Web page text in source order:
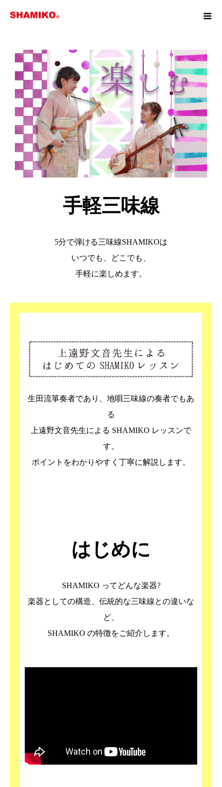
手軽三味線
5分で弾ける三味線SHAMIKOは
いつでも、どこでも、
手軽に楽しめます。
生田流箏奏者であり、地唄三味線の奏者でもあ
る
上遠野文音先生による SHAMIKO レッスンで
す。
ポイントをわかりやすく丁寧に解説します。
はじめに
SHAMIKO ってどんな楽器?
楽器としての構造、伝統的な三味線との違いな
ど、
SHAMIKO の特徴をご紹介します。